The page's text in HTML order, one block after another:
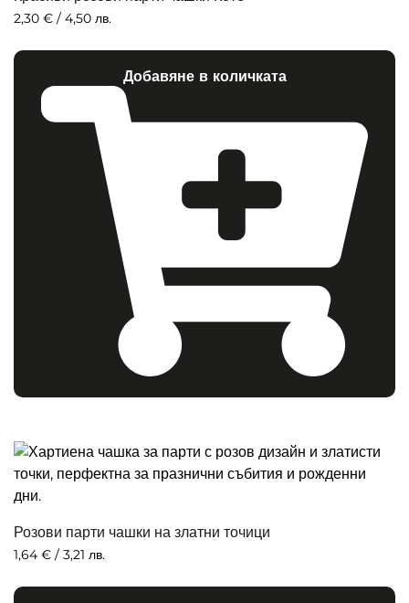
2,30 € / 4,50 лв.
Добавяне в количката
Розови парти чашки на златни точици
1,64 € / 3,21 лв.